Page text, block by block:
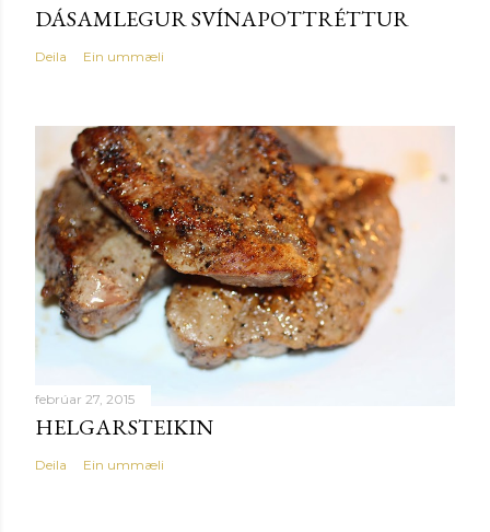
DÁSAMLEGUR SVÍNAPOTTRÉTTUR
Deila Ein ummæli
febrúar 27, 2015
HELGARSTEIKIN
Deila Ein ummæli